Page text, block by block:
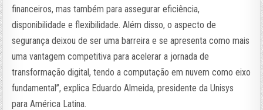
financeiros, mas também para assegurar eficiência,
disponibilidade e flexibilidade. Além disso, o aspecto de
segurança deixou de ser uma barreira e se apresenta como mais
uma vantagem competitiva para acelerar a jornada de
transformação digital, tendo a computação em nuvem como eixo
fundamental”, explica Eduardo Almeida, presidente da Unisys
para América Latina.